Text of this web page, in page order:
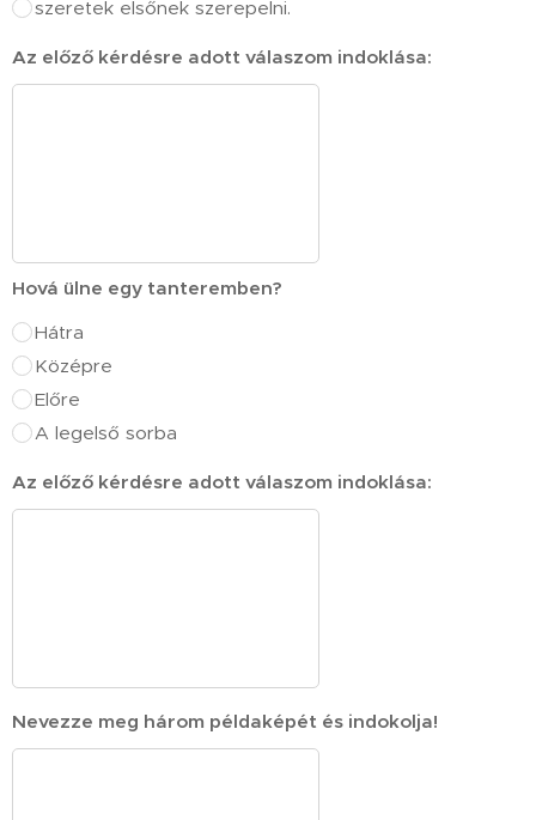
szeretek elsőnek szerepelni.
Az előző kérdésre adott válaszom indoklása:
Hová ülne egy tanteremben?
Hátra
Középre
Előre
A legelső sorba
Az előző kérdésre adott válaszom indoklása:
Nevezze meg három példaképét és indokolja!